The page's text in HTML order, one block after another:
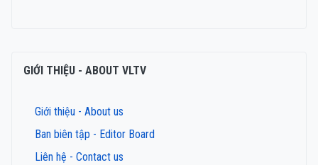
GIỚI THIỆU - ABOUT VLTV
Giới thiệu - About us
Ban biên tập - Editor Board
Liên hệ - Contact us